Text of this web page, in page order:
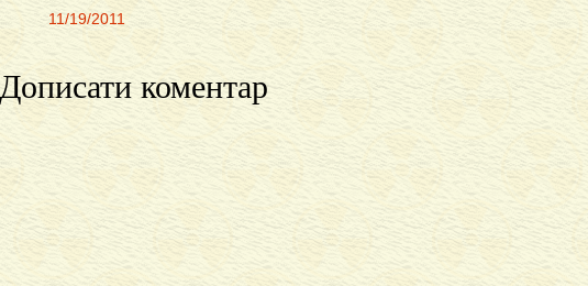
11/19/2011
Дописати коментар